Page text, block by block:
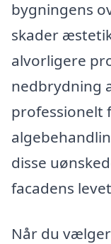
bygningens
skader
alvorligere
nedbrydning
professionelt
disse
facadens
Når du